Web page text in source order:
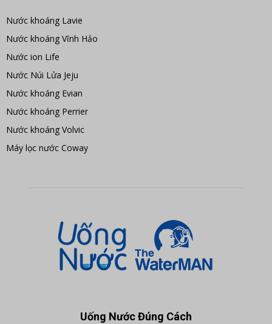
Nước khoáng Lavie
Nước khoáng Vĩnh Hảo
Nước ion Life
Nước Núi Lửa Jeju
Nước khoáng Evian
Nước khoáng Perrier
Nước khoáng Volvic
Máy lọc nước Coway
Uống Nước Đúng Cách